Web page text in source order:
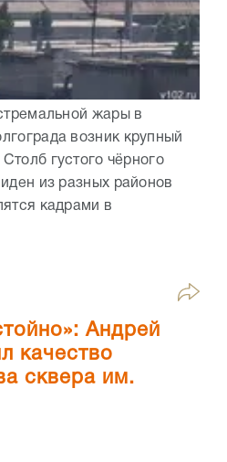
жары в
возник крупный
густого чёрного
из разных районов
кадрами в
Андрей
качество
сквера им.